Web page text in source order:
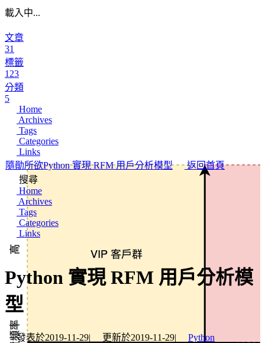
載入中...
文章
31
標籤
123
分類
5
Home
Archives
Tags
Categories
Links
隨勛所欲Python 實現 RFM 用戶分析模型
返回首頁
搜尋
Home
Archives
Tags
Categories
Links
Python 實現 RFM 用戶分析模
型
發表於2019-11-29| 更新於2019-11-29|
Python